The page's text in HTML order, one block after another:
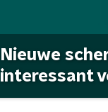
Nieuwe
interessant